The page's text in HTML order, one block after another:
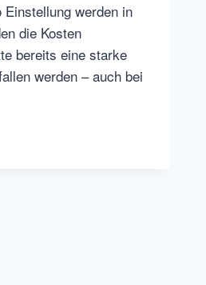
werden in
die Kosten
bereits eine starke
werden – auch bei